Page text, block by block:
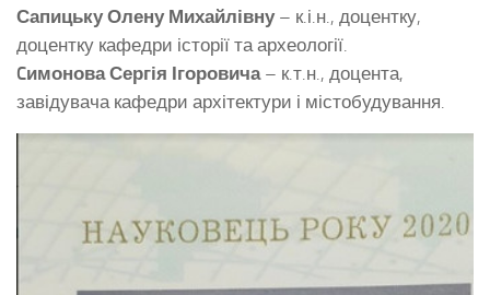
Сапицьку Олену Михайлівну – к.і.н., доцентку,
доцентку кафедри історії та археології.
Cимонова Сергія Ігоровича – к.т.н., доцента,
завідувача кафедри архітектури і містобудування.